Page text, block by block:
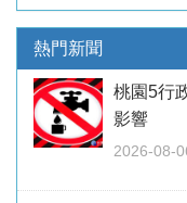
熱門新聞
桃園5行
影響
2026-08-